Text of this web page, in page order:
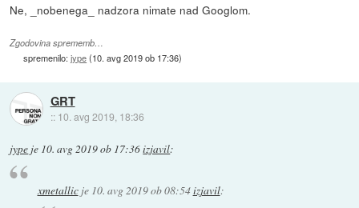
Ne, _nobenega_ nadzora nimate nad Googlom.
Zgodovina sprememb…
spremenilo:jype(10. avg 2019 ob 17:36)
GRT
:: 10. avg 2019, 18:36
jype je 10. avg 2019 ob 17:36izjavil:
xmetallicje 10. avg 2019 ob 08:54izjavil: